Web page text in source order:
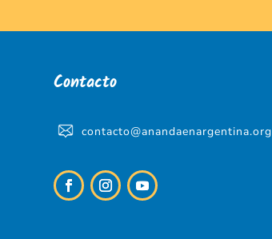
Contacto
contacto@anandaenargentina.org